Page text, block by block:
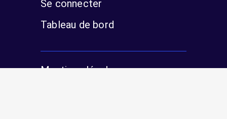
Se connecter
Tableau de bord
Mentions légales